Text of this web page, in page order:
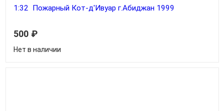
1:32 Пожарный Кот-д'Ивуар г.Абиджан 1999
500 ₽
Нет в наличии